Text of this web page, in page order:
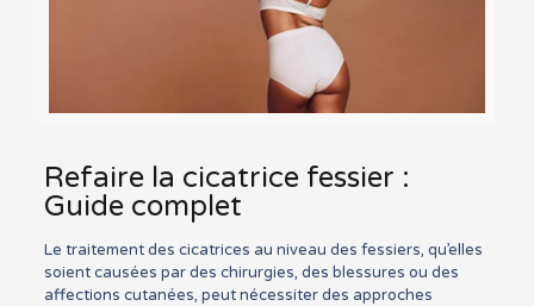
Refaire la cicatrice fessier :
Guide complet
Le traitement des cicatrices au niveau des fessiers, qu’elles
soient causées par des chirurgies, des blessures ou des
affections cutanées, peut nécessiter des approches